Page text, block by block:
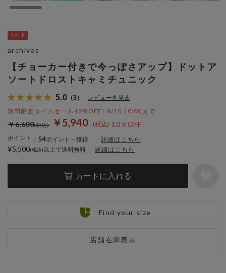
【チョーカー付きで今っぽさアップ】ドットア
ソートドロストキャミチュニック
5.0 （3） レビューを見る
期間限定タイムセール10%OFF! 8/10 10:00まで
￥5,940 10％OFF
￥6,600
ポイント ： 54ポイント～獲得 詳細はこちら
カートに入れる
店舗在庫表示
archives
¥5,500 以上で送料無料 詳細はこちら
Find your size